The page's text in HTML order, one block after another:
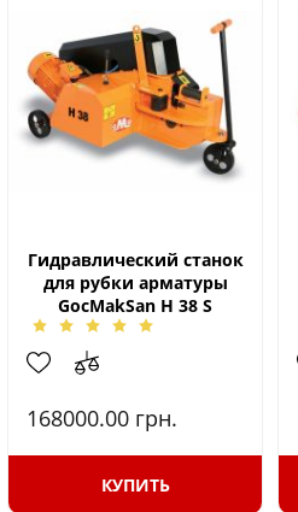
Гидравлический станок
для рубки арматуры
GocMakSan H 38 S
168000.00 грн.
КУПИТЬ